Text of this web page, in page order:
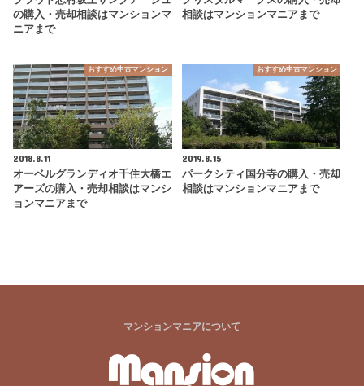
の購入・売却相談はマンションマ
ニアまで
相談はマンションマニアまで
おすすめ中古マンション
2018.8.11
オーベルグランディオ千住大橋エ
アーズの購入・売却相談はマンシ
ョンマニアまで
おすすめ中古マンション
2019.8.15
パークシティ国分寺の購入・売却
相談はマンションマニアまで
マンションマニアについて